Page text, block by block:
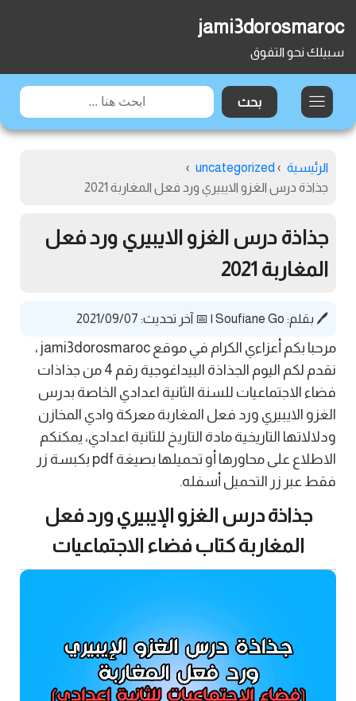
jami3dorosmaroc
سبيلك نحو التفوق
الرئيسية ›
uncategorized
›
جذاذة درس الغزو الايبيري ورد فعل المغاربة 2021
جذاذة درس الغزو الايبيري ورد فعل
المغاربة 2021
🖊️ بقلم: Soufiane Go
| 📅 آخر تحديث: 2021/09/07
مرحبا بكم أعزاءي الكرام في موقع jami3dorosmaroc ،
نقدم لكم اليوم الجذاذة البيداغوجية رقم 4 من جذاذات
فضاء الاجتماعيات للسنة الثانية اعدادي الخاصة بدرس
الغزو الايبيري ورد فعل المغاربة معركة وادي المخازن
ودلالاتها التاريخية مادة التاريخ للثانية اعدادي، يمكنكم
الاطلاع على محاورها أو تحميلها بصيغة pdf بكبسة زر
فقط عبر زر التحميل أسفله.
جذاذة درس الغزو الإيبيري ورد فعل
المغاربة كتاب فضاء الاجتماعيات